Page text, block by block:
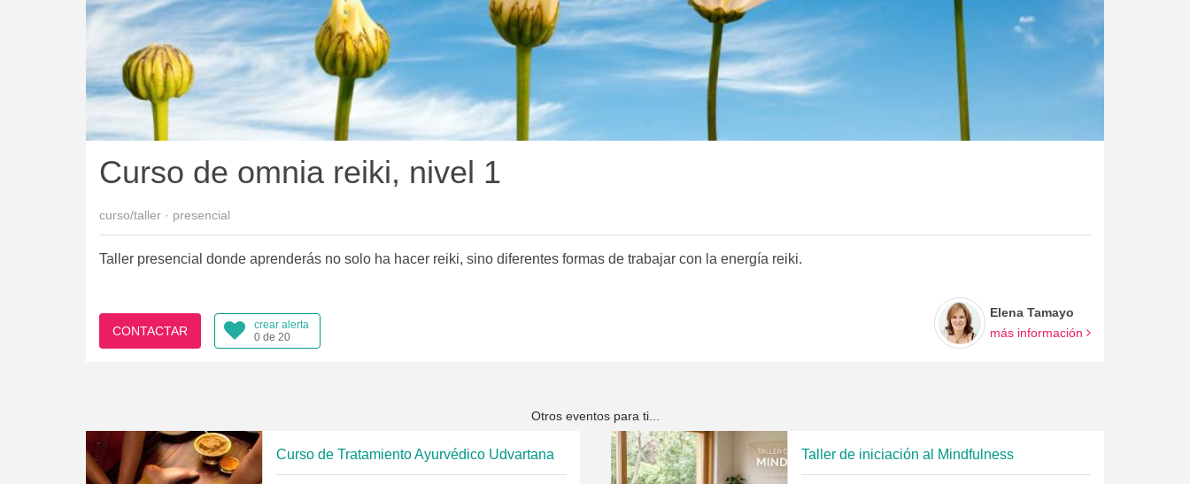
Curso de omnia reiki, nivel 1
curso/taller · presencial
Taller presencial donde aprenderás no solo ha hacer reiki, sino diferentes formas de trabajar con la energía reiki.
CONTACTAR
crear alerta
0 de 20
Elena Tamayo
más información
Otros eventos para ti...
Curso de Tratamiento Ayurvédico Udvartana Taller de iniciación al Mindfulness